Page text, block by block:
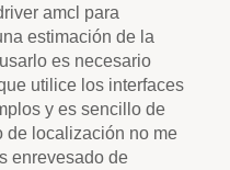
amcl para
estimación de la
es necesario
utilice los interfaces
y es sencillo de
de localización no me
enrevesado de